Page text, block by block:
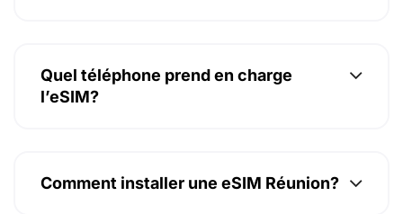
Quel téléphone prend en charge
l’eSIM?
Comment installer une eSIM Réunion?